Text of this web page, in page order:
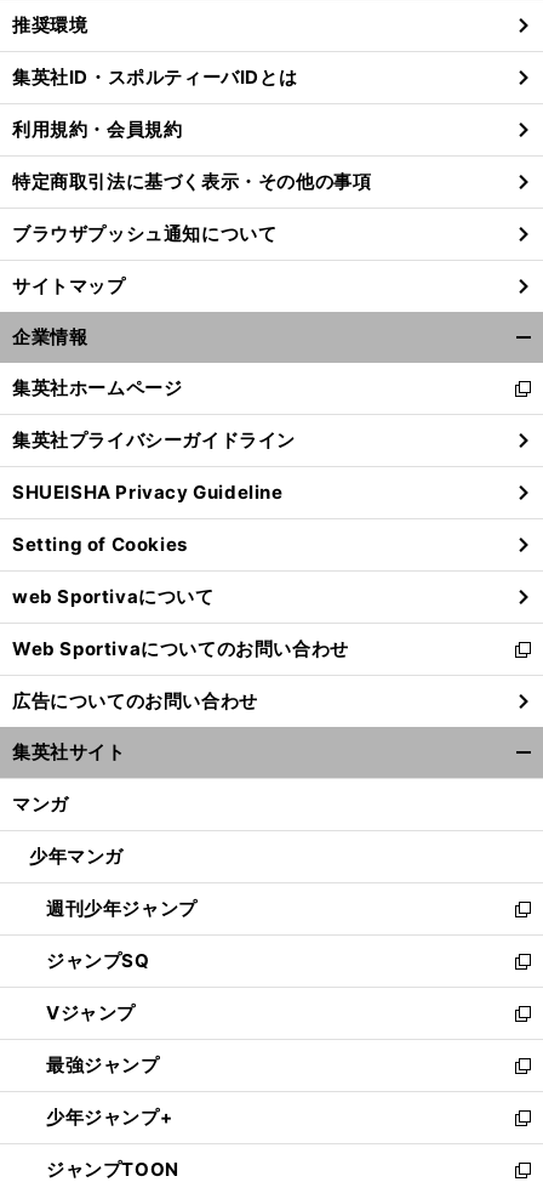
世
」 。
前
閉
る
推奨環境
集英社ID・スポルティーバIDとは
利用規約・会員規約
特定商取引法に基づく表示・その他の事項
ブラウザプッシュ通知について
サイトマップ
企業情報
閉
る
集英社ホームページ
新
し
い
ウ
ィ
ン
ド
ウ
で
開
く
集英社プライバシーガイドライン
SHUEISHA Privacy Guideline
Setting of Cookies
web Sportivaについて
Web Sportivaについてのお問い合わせ
新
し
い
ウ
ィ
ン
ウ
開
く
広告についてのお問い合わせ
集英社サイト
マンガ
少年マンガ
週刊少年ジャンプ
新
し
い
ウ
ィ
ン
ド
ウ
で
開
く
ジャンプSQ
新
し
い
ウ
ィ
ン
ド
ウ
で
Vジャンプ
新
し
い
ウ
ィ
ン
ド
最強ジャンプ
新
し
い
ウ
ィ
少年ジャンプ+
新
し
い
ジャンプTOON
新